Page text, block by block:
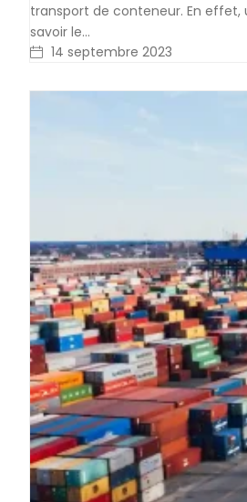
transport de conteneur. En effet,
savoir le…
14 septembre 2023